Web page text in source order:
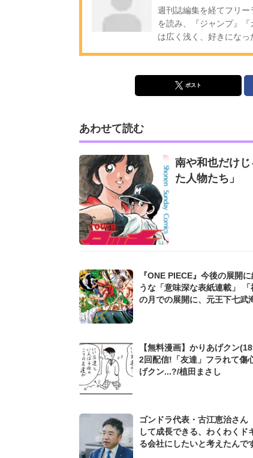
週刊誌編集を経てフリー
を読み、『ジャンプ』
は広く浅く、好きになっ
ポスト
あわせて読む
南や和也だけ
た人物たち」
『ONE PIECE』今後の展開
うな「意味深な表紙連載」
の月での展開に、元王下七武
【無料漫画】かりあげクン
2回配信!「友達」フラれて傷
げクン...?/植田まさし
ゴンドラ代表・古江恵治さん
して成長できる、わくわくド
る会社にしたいと考えたんで